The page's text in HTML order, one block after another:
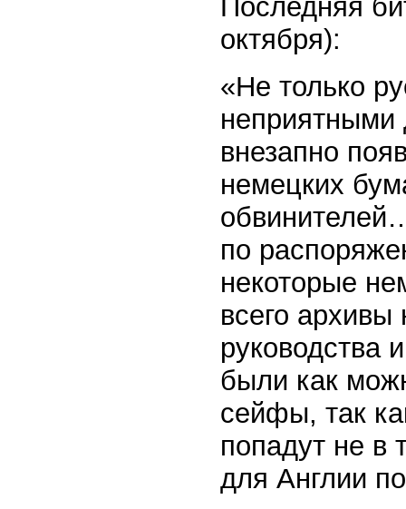
Последняя
октября):
«Не только
неприятными
внезапно
немецких
по
некоторые
всего архивы
руководства
были как
сейфы, так
попадут не в
для Англии